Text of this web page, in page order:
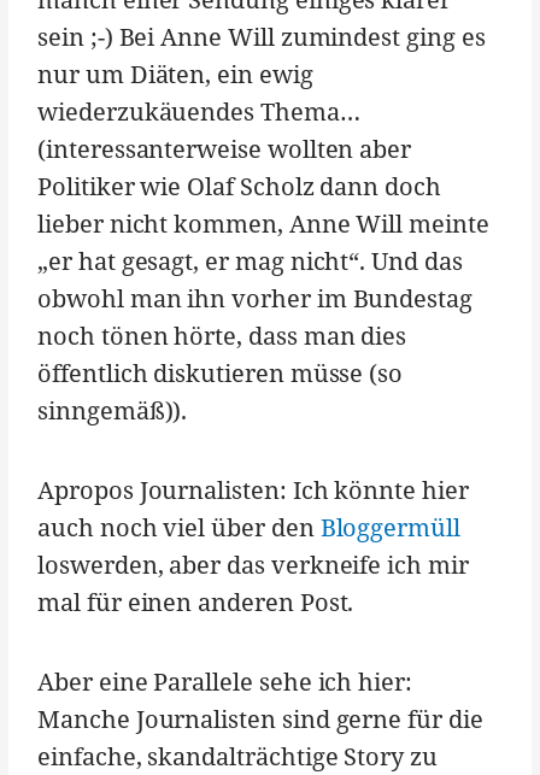
sein ;-) Bei Anne Will zumindest ging es
nur um Diäten, ein ewig
wiederzukäuendes Thema…
(interessanterweise wollten aber
Politiker wie Olaf Scholz dann doch
lieber nicht kommen, Anne Will meinte
„er hat gesagt, er mag nicht“. Und das
obwohl man ihn vorher im Bundestag
noch tönen hörte, dass man dies
öffentlich diskutieren müsse (so
sinngemäß)).
Apropos Journalisten: Ich könnte hier
auch noch viel über denBloggermüll
loswerden, aber das verkneife ich mir
mal für einen anderen Post.
Aber eine Parallele sehe ich hier:
Manche Journalisten sind gerne für die
einfache, skandalträchtige Story zu